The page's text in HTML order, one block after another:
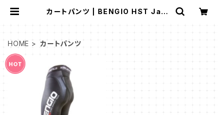
カートパンツ | BENGIO HST Japa
HOME カートパンツ